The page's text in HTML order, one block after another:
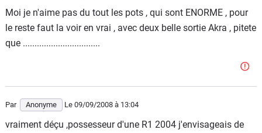
Moi je n'aime pas du tout les pots , qui sont ENORME , pour
le reste faut la voir en vrai , avec deux belle sortie Akra , pitete
que .................................
Par Anonyme Le 09/09/2008 à 13:04
vraiment déçu ,possesseur d'une R1 2004 j'envisageais de